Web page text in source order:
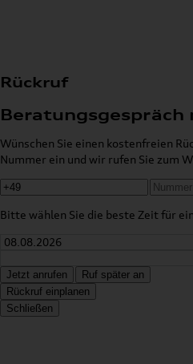
Rückruf
Wünschen Sie einen kostenfreien
Nummer ein und wir rufen Sie zum
Bitte wählen Sie die beste Zeit für
Jetzt anrufen
Ruf später an
Rückruf einplanen
Schließen